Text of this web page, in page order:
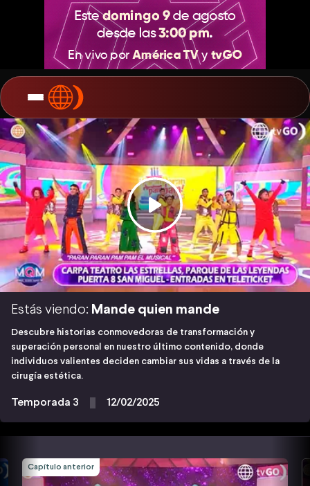
Estás viendo: Mande quien mande
Descubre historias conmovedoras de transformación y
superación personal en nuestro último contenido, donde
individuos valientes deciden cambiar sus vidas a través de la
cirugía estética.
Temporada 3 12/02/2025
Capítulo anterior